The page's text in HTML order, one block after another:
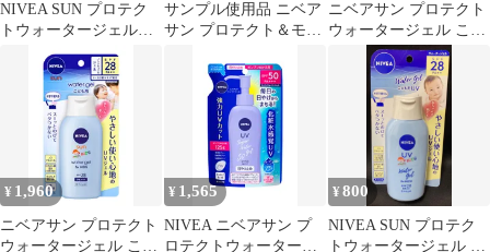
NIVEA SUN プロテク
トウォータージェル
80g 日焼け止め
サンプル使用品 ニベア
サン プロテクト＆モイ
SPF50+
ニベアサン プロテクト
ウォータージェル こど
も用 SPF28 PA++ 120g
[120グラム (x 1)]
¥ 1,960
ニベアサン プロテクト
ウォータージェル こど
¥ 1,565
NIVEA ニベアサン プ
ロテクトウォータージ
¥800
NIVEA SUN プロテク
トウォータージェル こ